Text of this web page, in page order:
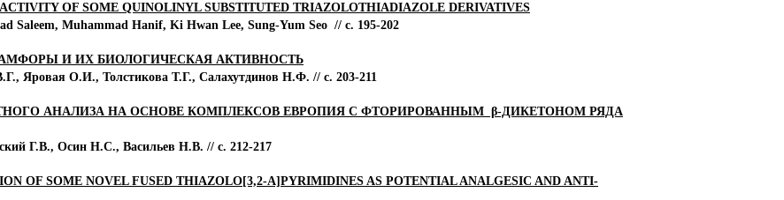
OF SOME QUINOLINYL SUBSTITUTED TRIAZOLOTHIADIAZOLE DERIVATIVES
Saleem, Muhammad Hanif, Ki Hwan Lee, Sung-Yum Seo // с. 195-202
И ИХ БИОЛОГИЧЕСКАЯ АКТИВНОСТЬ
Яровая О.И., Толстикова Т.Г., Салахутдинов Н.Ф. // с. 203-211
АНАЛИЗА НА ОСНОВЕ КОМПЛЕКСОВ ЕВРОПИЯ С ФТОРИРОВАННЫМ β-ДИКЕТОНОМ РЯДА
Г.В., Осин Н.С., Васильев Н.В. // с. 212-217
OF SOME NOVEL FUSED THIAZOLO[3,2-A]PYRIMIDINES AS POTENTIAL ANALGESIC AND ANTI-